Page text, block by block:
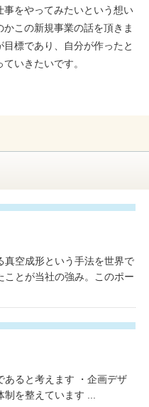
事をやってみたいという想い
この新規事業の話を頂きま
標であり、自分が作ったと
いきたいです。
真空成形という手法を世界で
とが当社の強み。このポー
あると考えます ・企画デザ
を整えています ...